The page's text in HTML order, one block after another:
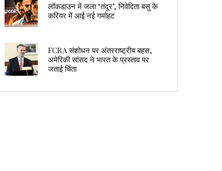
लॉकडाउन में जला ‘तंदूर’, निवेदिता बसु के
करियर में आई नई गर्माहट
FCRA संशोधन पर अंतरराष्ट्रीय बहस,
अमेरिकी सांसद ने भारत के प्रस्ताव पर
जताई चिंता